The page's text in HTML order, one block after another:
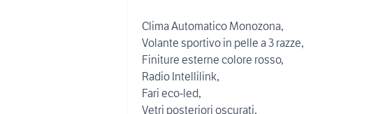
Clima Automatico Monozona,
Volante sportivo in pelle a 3 razze,
Finiture esterne colore rosso,
Radio Intellilink,
Fari eco-led,
Vetri posteriori oscurati,